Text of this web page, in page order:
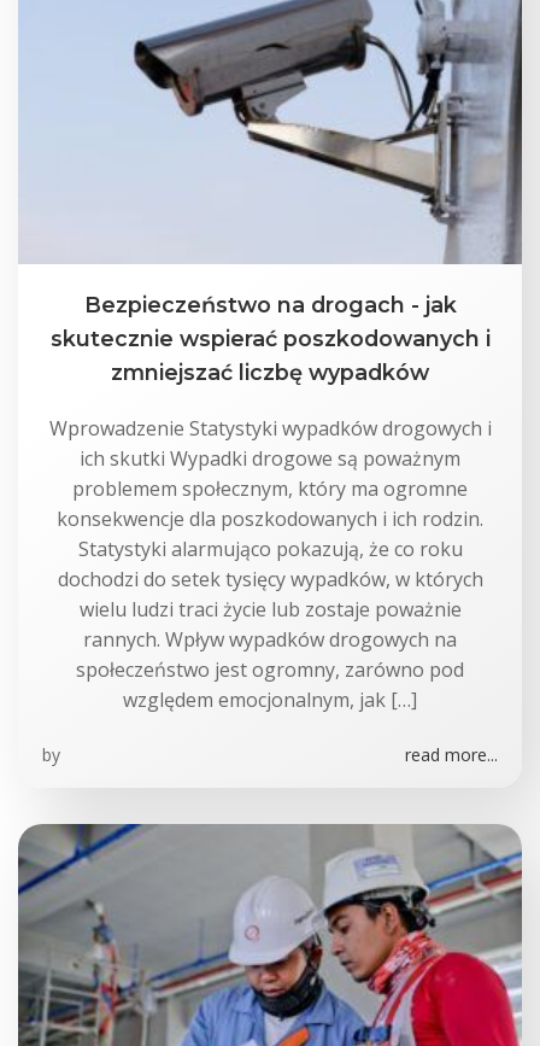
Bezpieczeństwo na drogach - jak
skutecznie wspierać poszkodowanych i
zmniejszać liczbę wypadków
Wprowadzenie Statystyki wypadków drogowych i
ich skutki Wypadki drogowe są poważnym
problemem społecznym, który ma ogromne
konsekwencje dla poszkodowanych i ich rodzin.
Statystyki alarmująco pokazują, że co roku
dochodzi do setek tysięcy wypadków, w których
wielu ludzi traci życie lub zostaje poważnie
rannych. Wpływ wypadków drogowych na
społeczeństwo jest ogromny, zarówno pod
względem emocjonalnym, jak […]
by read more...